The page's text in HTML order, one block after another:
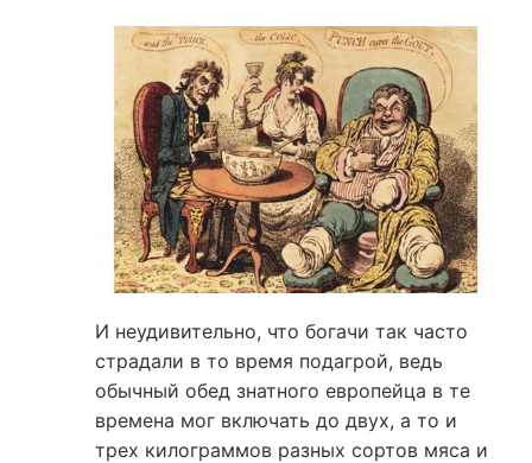
И неудивительно, что богачи так часто
страдали в то время подагрой, ведь
обычный обед знатного европейца в те
времена мог включать до двух, а то и
трех килограммов разных сортов мяса и